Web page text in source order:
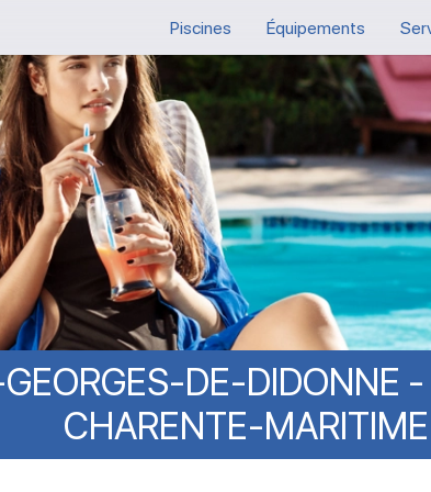
Piscines Équipements
DE-DIDONNE -
CHARENTE-MARITIME